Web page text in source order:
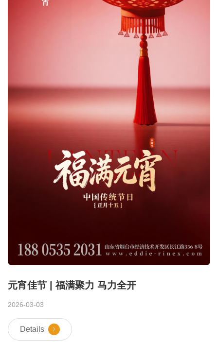
元宵佳节 | 福满聚力 马力全开
2026-03-03
Details